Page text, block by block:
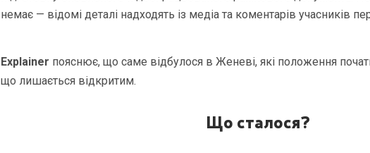
немає — відомі деталі надходять із медіа та коментарів учасників
Explainer пояснює, що саме відбулося в Женеві, які положення
що лишається відкритим.
Що сталося?